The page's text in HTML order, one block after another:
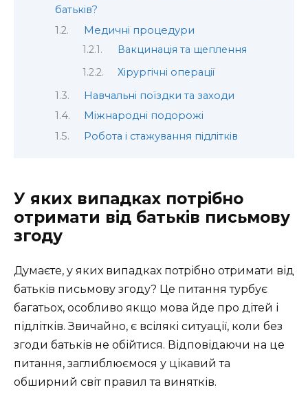
батьків?
Медичні процедури
Вакцинація та щеплення
Хірургічні операції
Навчальні поїздки та заходи
Міжнародні подорожі
Робота і стажування підлітків
У яких випадках потрібно
отримати від батьків письмову
згоду
Думаєте, у яких випадках потрібно отримати від
батьків письмову згоду? Це питання турбує
багатьох, особливо якщо мова йде про дітей і
підлітків. Звичайно, є всілякі ситуації, коли без
згоди батьків не обійтися. Відповідаючи на це
питання, заглиблюємося у цікавий та
обширний світ правил та винятків.